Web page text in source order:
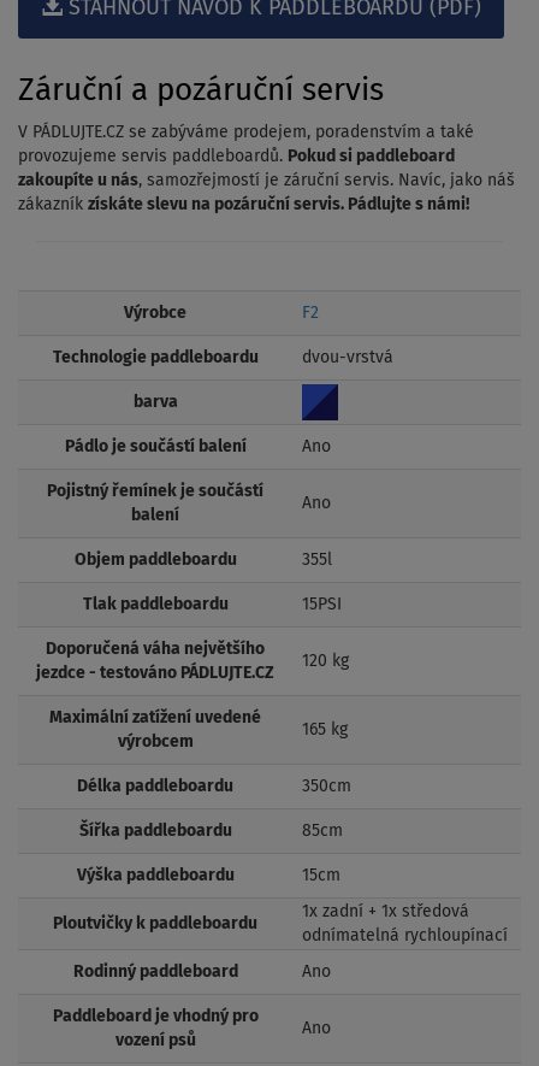
STÁHNOUT NÁVOD K PADDLEBOARDU (PDF)
Záruční a pozáruční servis
V PÁDLUJTE.CZ se zabýváme prodejem, poradenstvím a také
provozujeme servis paddleboardů. Pokud si paddleboard
zakoupíte u nás, samozřejmostí je záruční servis. Navíc, jako náš
zákazník získáte slevu na pozáruční servis. Pádlujte s námi!
Výrobce F2
Technologie paddleboardu dvou-vrstvá
barva
Pádlo je součástí balení Ano
Pojistný řemínek je součástí
balení
Ano
Objem paddleboardu 355l
Tlak paddleboardu 15PSI
Doporučená váha největšího
jezdce - testováno PÁDLUJTE.CZ
120 kg
Maximální zatížení uvedené
výrobcem
165 kg
Délka paddleboardu 350cm
Šířka paddleboardu 85cm
Výška paddleboardu 15cm
Ploutvičky k paddleboardu
1x zadní + 1x středová
odnímatelná rychloupínací
Rodinný paddleboard Ano
Paddleboard je vhodný pro
vození psů
Ano